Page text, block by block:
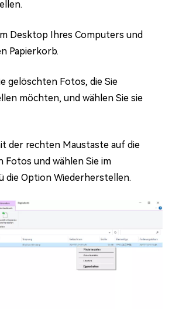
Desktop Ihres Computers und
Papierkorb.
gelöschten Fotos, die Sie
möchten, und wählen Sie sie
der rechten Maustaste auf die
Fotos und wählen Sie im
die Option Wiederherstellen.